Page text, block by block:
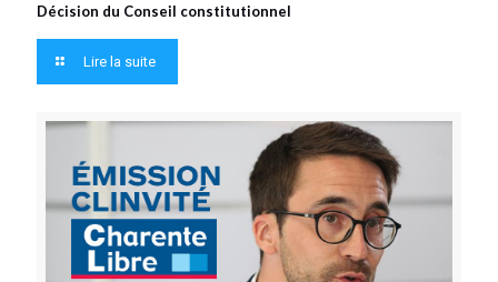
Décision du Conseil constitutionnel
Lire la suite